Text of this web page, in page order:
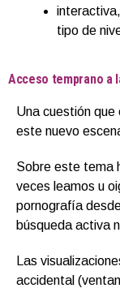
tipo de
Acceso temprano a
Una cuestión que
este nuevo
Sobre este tema
veces leamos u
pornografía
búsqueda activa
Las
accidental